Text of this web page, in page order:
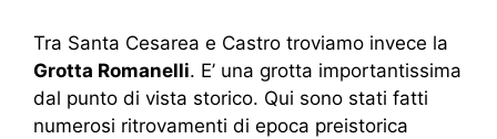
Tra Santa Cesarea e Castro troviamo invece la
Grotta Romanelli. E’ una grotta importantissima
dal punto di vista storico. Qui sono stati fatti
numerosi ritrovamenti di epoca preistorica